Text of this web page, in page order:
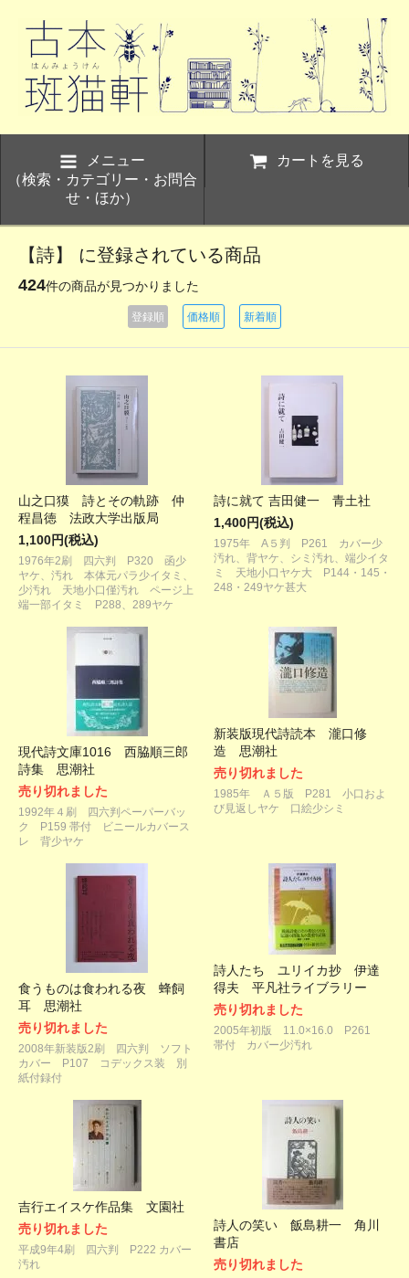
メニュー
（検索・カテゴリー・お問合
せ・ほか）
カートを見る
【詩】 に登録されている商品
424件の商品が見つかりました
登録順 価格順 新着順
山之口獏 詩とその軌跡 仲
程昌徳 法政大学出版局
1,100円(税込)
1976年2刷 四六判 P320 函少
ヤケ、汚れ 本体元パラ少イタミ、
少汚れ 天地小口僅汚れ ページ上
端一部イタミ P288、289ヤケ
詩に就て 吉田健一 青土社
1,400円(税込)
1975年 A５判 P261 カバー少
汚れ、背ヤケ、シミ汚れ、端少イタ
ミ 天地小口ヤケ大 P144・145・
248・249ヤケ甚大
現代詩文庫1016 西脇順三郎
詩集 思潮社
売り切れました
1992年４刷 四六判ペーパーバッ
ク P159 帯付 ビニールカバース
レ 背少ヤケ
新装版現代詩読本 瀧口修
造 思潮社
売り切れました
1985年 Ａ５版 P281 小口およ
び見返しヤケ 口絵少シミ
食うものは食われる夜 蜂飼
耳 思潮社
売り切れました
2008年新装版2刷 四六判 ソフト
カバー P107 コデックス装 別
紙付録付
詩人たち ユリイカ抄 伊達
得夫 平凡社ライブラリー
売り切れました
2005年初版 11.0×16.0 P261
帯付 カバー少汚れ
吉行エイスケ作品集 文園社
売り切れました
平成9年4刷 四六判 P222 カバー
汚れ
詩人の笑い 飯島耕一 角川
書店
売り切れました